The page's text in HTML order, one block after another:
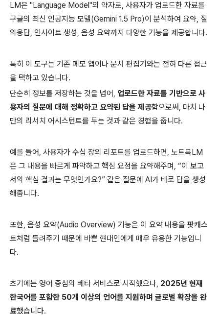
LM은 "Language Model"의 약자로, 사용자가 업로드한 자료를
구글의 최신 인공지능 모델(Gemini 1.5 Pro)이 분석하여 요약, 질
의응답, 인사이트 생성, 음성 요약까지 다양한 기능을 제공합니다.
특히 이 도구는 기존 메모 앱이나 문서 편집기와는 전혀 다른 접근
을 택하고 있습니다.
단순히 정보를 저장하는 것을 넘어, 업로드한 자료를 기반으로 사
용자의 질문에 대해 정확하고 요약된 답을 제공함으로써, 마치 나
만의 리서치 어시스턴트를 두는 것과 같은 경험을 줍니다.
예를 들어, 사용자가 수십 장의 리포트를 업로드하면, 노트북LM
은 그 내용을 빠르게 파악하고 핵심 요점을 요약해주며, “이 보고
서의 핵심 결과는 무엇인가요?” 같은 질문에 AI가 바로 답을 생성
해줍니다.
또한, 음성 요약(Audio Overview) 기능은 이 요약 내용을 팟캐스
트처럼 들려주기 때문에 바쁜 현대인에게 매우 유용한 기능입니
다.
초기에는 영어 중심의 베타 서비스로 시작했으나, 2025년 현재
한국어를 포함한 50개 이상의 언어를 지원하며 글로벌 확장을 완
료했습니다.